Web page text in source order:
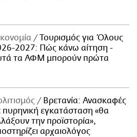
Τουρισμός για Όλους
2027: Πώς κάνω αίτηση -
τα ΑΦΜ μπορούν πρώτα
Βρετανία: Ανασκαφές
πυρηνική εγκατάσταση «θα
την προϊστορία»,
αρχαιολόγος